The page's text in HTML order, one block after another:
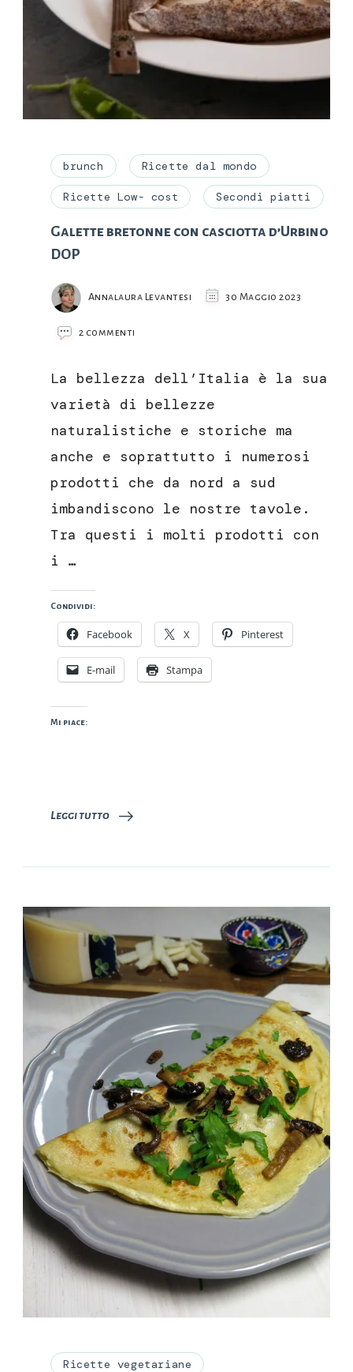
brunch Ricette dal mondo
Ricette Low- cost Secondi piatti
Galette bretonne con casciotta d’Urbino
DOP
Annalaura Levantesi 30 Maggio 2023
2 commenti
con
casciotta
DOP
La bellezza dell’Italia è la sua
varietà di bellezze
naturalistiche e storiche ma
anche e soprattutto i numerosi
prodotti che da nord a sud
imbandiscono le nostre tavole.
Tra questi i molti prodotti con
i …
Condividi:
Facebook X Pinterest
E-mail Stampa
Mi piace:
Leggi tutto
Ricette vegetariane